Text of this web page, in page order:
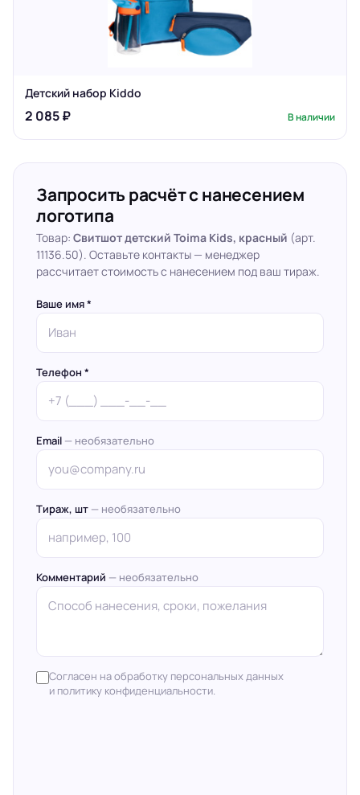
Детский набор Kiddo
2 085 ₽ В наличии
Запросить расчёт с нанесением
логотипа
Товар: Свитшот детский Toima Kids, красный (арт.
11136.50). Оставьте контакты — менеджер
рассчитает стоимость с нанесением под ваш тираж.
Ваше имя *
Телефон *
Email — необязательно
Тираж, шт — необязательно
Комментарий — необязательно
Согласен на обработку персональных данных
и политику конфиденциальности.